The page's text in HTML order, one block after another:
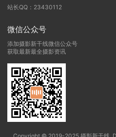
站长QQ：23430112
微信公众号
添加摄影新干线微信公众号
获取最新最全摄影资讯